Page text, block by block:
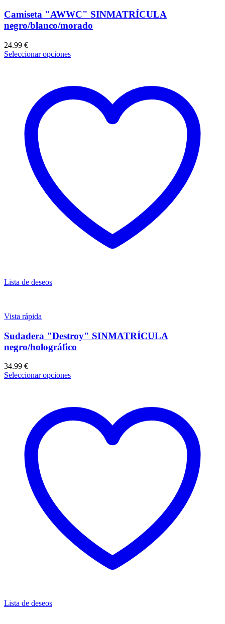
Camiseta "AWWC" SINMATRÍCULA
negro/blanco/morado
24.99 €
Seleccionar opciones
Lista de deseos
Vista rápida
Sudadera "Destroy" SINMATRÍCULA
negro/holográfico
34.99 €
Seleccionar opciones
Lista de deseos